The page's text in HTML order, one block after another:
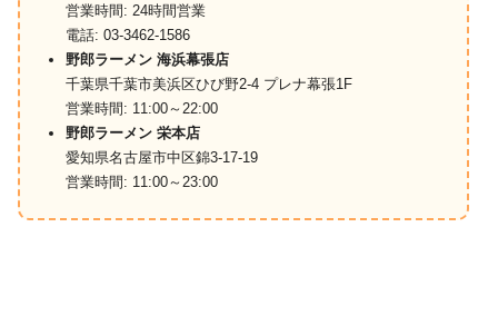
営業時間: 24時間営業
電話: 03-3462-1586
野郎ラーメン 海浜幕張店
千葉県千葉市美浜区ひび野2-4 プレナ幕張1F
営業時間: 11:00～22:00
野郎ラーメン 栄本店
愛知県名古屋市中区錦3-17-19
営業時間: 11:00～23:00